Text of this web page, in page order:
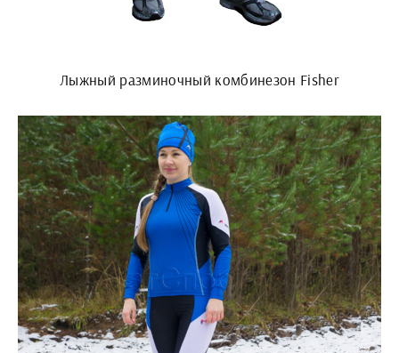
Лыжный разминочный комбинезон Fisher